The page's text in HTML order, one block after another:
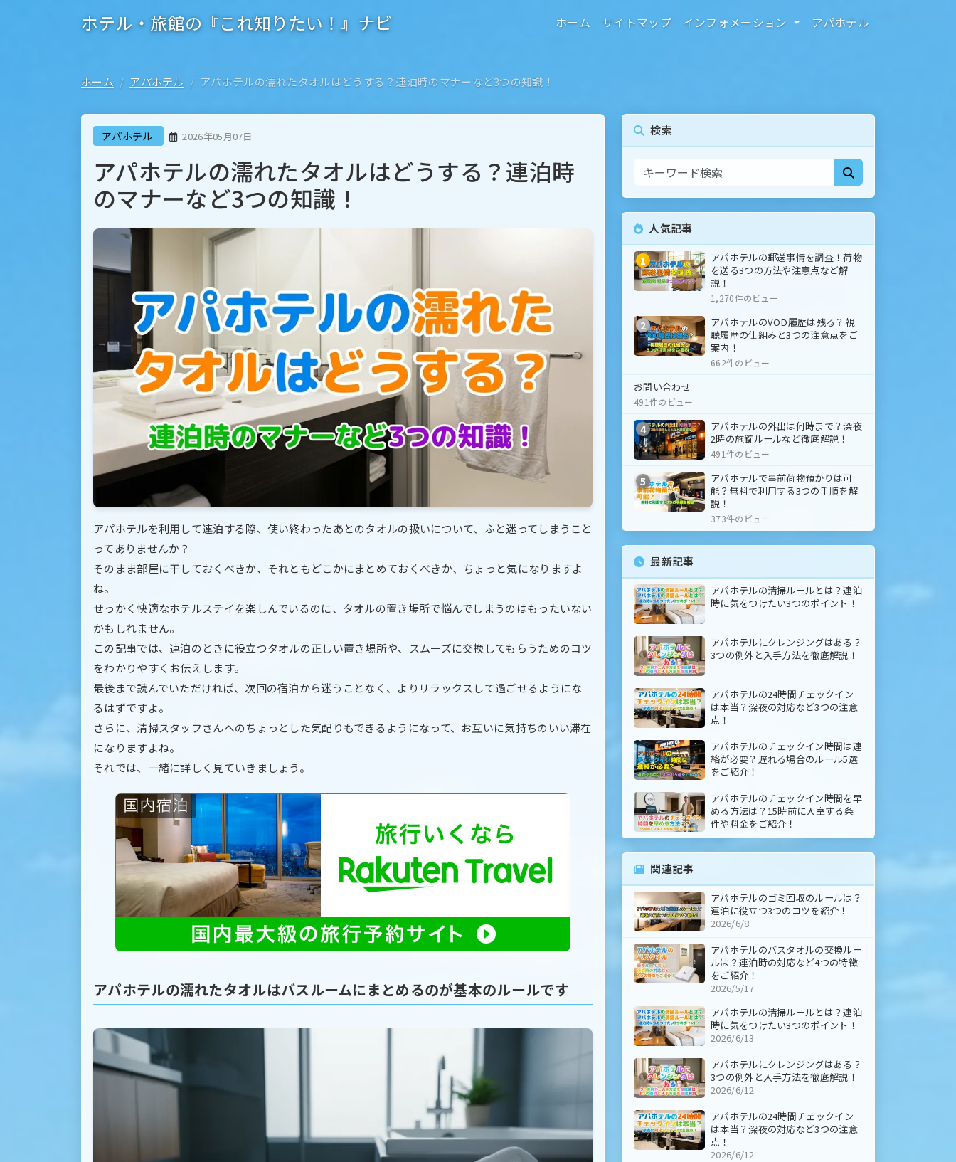
ホテル・旅館の『これ知りたい！』ナビ ホーム サイトマップ インフォメーション アパホテル
ホーム アパホテル アパホテルの濡れたタオルはどうする？連泊時のマナーなど3つの知識！
アパホテル 2026年05月07日
アパホテルの濡れたタオルはどうする？連泊時
のマナーなど3つの知識！
アパホテルを利用して連泊する際、使い終わったあとのタオルの扱いについて、ふと迷ってしまうこと
ってありませんか？
そのまま部屋に干しておくべきか、それともどこかにまとめておくべきか、ちょっと気になりますよ
ね。
せっかく快適なホテルステイを楽しんでいるのに、タオルの置き場所で悩んでしまうのはもったいない
かもしれません。
この記事では、連泊のときに役立つタオルの正しい置き場所や、スムーズに交換してもらうためのコツ
をわかりやすくお伝えします。
最後まで読んでいただければ、次回の宿泊から迷うことなく、よりリラックスして過ごせるようにな
るはずですよ。
さらに、清掃スタッフさんへのちょっとした気配りもできるようになって、お互いに気持ちのいい滞在
になりますよね。
それでは、一緒に詳しく見ていきましょう。
アパホテルの濡れたタオルはバスルームにまとめるのが基本のルールです
検索
人気記事
1
アパホテルの郵送事情を調査！荷物
を送る3つの方法や注意点など解
説！
1,270件のビュー
2
アパホテルのVOD履歴は残る？視
聴履歴の仕組みと3つの注意点をご
案内！
662件のビュー
お問い合わせ
491件のビュー
4
アパホテルの外出は何時まで？深夜
2時の施錠ルールなど徹底解説！
491件のビュー
5
アパホテルで事前荷物預かりは可
能？無料で利用する3つの手順を解
説！
373件のビュー
最新記事
アパホテルの清掃ルールとは？連泊
時に気をつけたい3つのポイント！
アパホテルにクレンジングはある？
3つの例外と入手方法を徹底解説！
アパホテルの24時間チェックイン
は本当？深夜の対応など3つの注意
点！
アパホテルのチェックイン時間は連
絡が必要？遅れる場合のルール5選
をご紹介！
アパホテルのチェックイン時間を早
める方法は？15時前に入室する条
件や料金をご紹介！
関連記事
アパホテルのゴミ回収のルールは？
連泊に役立つ3つのコツを紹介！
2026/6/8
アパホテルのバスタオルの交換ルー
ルは？連泊時の対応など4つの特徴
をご紹介！
2026/5/17
アパホテルの清掃ルールとは？連泊
時に気をつけたい3つのポイント！
2026/6/13
アパホテルにクレンジングはある？
3つの例外と入手方法を徹底解説！
2026/6/12
アパホテルの24時間チェックイン
は本当？深夜の対応など3つの注意
点！
2026/6/12